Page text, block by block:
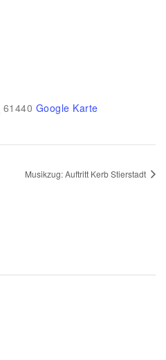
61440 Google Karte
Musikzug: Auftritt Kerb Stierstadt